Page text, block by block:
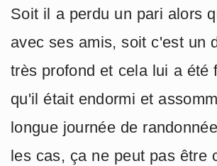
Soit il a perdu un pari alors
avec ses amis, soit c'est un
très profond et cela lui a été
qu'il était endormi et
longue journée de
les cas, ça ne peut pas être